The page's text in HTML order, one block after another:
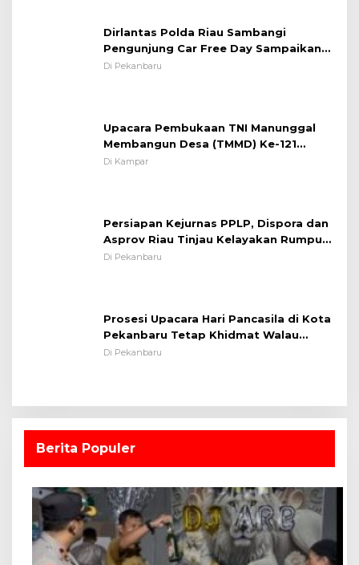
Dirlantas Polda Riau Sambangi
Pengunjung Car Free Day Sampaikan
Pesan Edukasi Kamtibmas &
Di Pekanbaru
Upacara Pembukaan TNI Manunggal
Membangun Desa (TMMD) Ke-121
Kodim 0313/KPR Tahun 2024) ?
Di Kampar
Persiapan Kejurnas PPLP, Dispora dan
Asprov Riau Tinjau Kelayakan Rumput
Lapangan Sepakbola
Di Pekanbaru
Prosesi Upacara Hari Pancasila di Kota
Pekanbaru Tetap Khidmat Walau
Dalam Ruangan
Di Pekanbaru
Berita Populer